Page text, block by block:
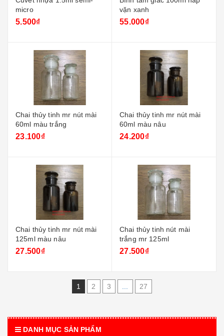
micro
5.500₫
vặn xanh
55.000₫
Chai thủy tinh mr nút mài
60ml màu trắng
23.100₫
Chai thủy tinh mr nút mài
60ml màu nâu
24.200₫
Chai thủy tinh mr nút mài
125ml màu nâu
27.500₫
Chai thủy tinh nút mài
trắng mr 125ml
27.500₫
1 2 3 27
DANH MỤC SẢN PHẨM